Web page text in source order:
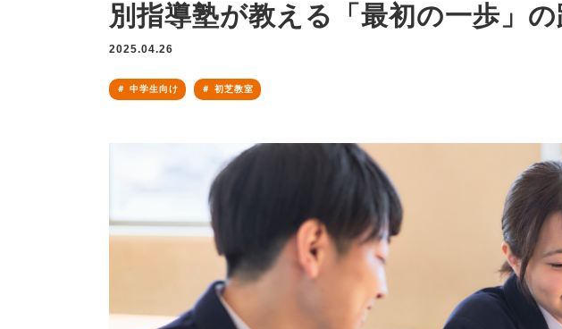
別指導塾が教える「最初の一歩」
2025.04.26
中学生向け 初芝教室